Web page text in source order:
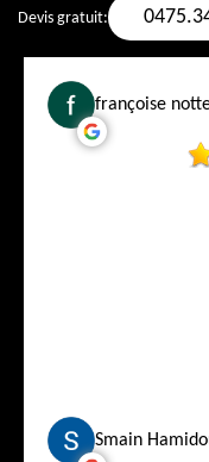
Devis gratuit:
françoise
Smain